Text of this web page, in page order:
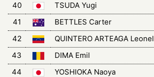
40
TSUDA Yugi
41
BETTLES Carter
42
QUINTERO ARTEAGA Leonel
43
DIMA Emil
44
YOSHIOKA Naoya